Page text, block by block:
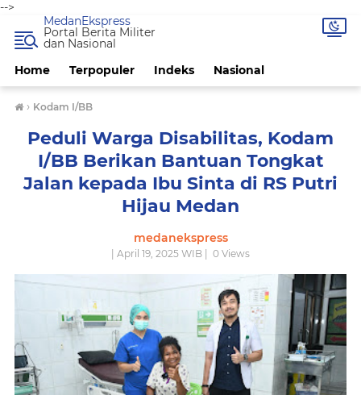
-->
Home Terpopuler Indeks Nasional
MedanEkspress
Portal Berita Militer
dan Nasional
› Kodam I/BB
Peduli Warga Disabilitas, Kodam
I/BB Berikan Bantuan Tongkat
Jalan kepada Ibu Sinta di RS Putri
Hijau Medan
medanekspress
| April 19, 2025 WIB | 0 Views